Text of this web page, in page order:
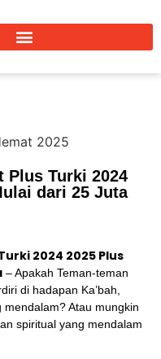
Plus Turki 2024
dari 25 Juta
2024 2025 Plus
– Apakah Teman-teman
di hadapan Ka’bah,
Atau mungkin
spiritual yang mendalam